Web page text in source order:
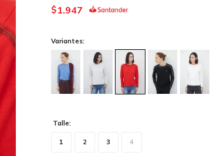
$1.947
Variantes:
Talle:
1 2 3 4